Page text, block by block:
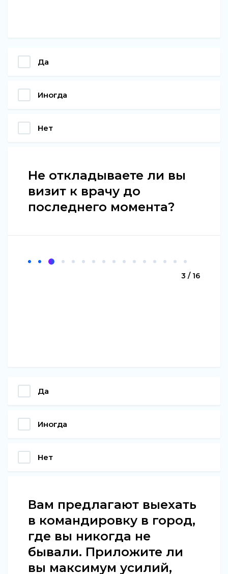
Да
Иногда
Нет
Не откладываете ли вы
визит к врачу до
последнего момента?
3 / 16
Да
Иногда
Нет
Вам предлагают выехать
в командировку в город,
где вы никогда не
бывали. Приложите ли
вы максимум усилий,